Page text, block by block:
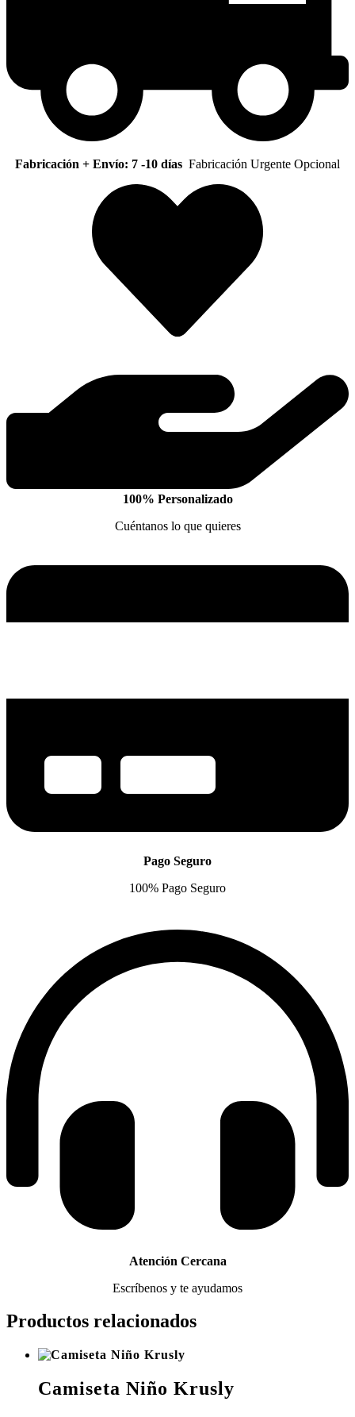
Fabricación + Envío: 7 -10 días Fabricación Urgente Opcional
100% Personalizado
Cuéntanos lo que quieres
Pago Seguro
100% Pago Seguro
Atención Cercana
Escríbenos y te ayudamos
Productos relacionados
Camiseta Niño Krusly